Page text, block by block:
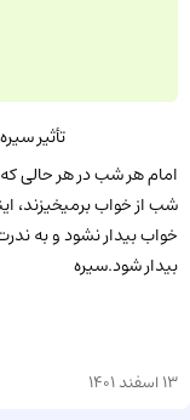
تأثیر
امام هر شب در هر حالی
شب از خواب برمی‏خیزند،
خواب بیدار نشود و به
بیدار شود.سیره
13 اسفند 1401